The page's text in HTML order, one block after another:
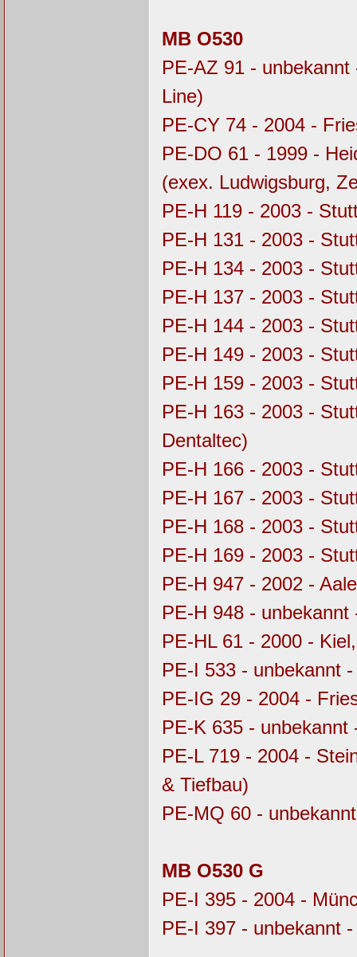
MB O530
PE-AZ 91 -
Line)
PE-CY 74 - 2004 -
PE-DO 61 - 1999 -
(exex. Ludwigsburg,
PE-H 119 - 2003 -
PE-H 131 - 2003 -
PE-H 134 - 2003 -
PE-H 137 - 2003 -
PE-H 144 - 2003 -
PE-H 149 - 2003 -
PE-H 159 - 2003 -
PE-H 163 - 2003 -
Dentaltec)
PE-H 166 - 2003 -
PE-H 167 - 2003 -
PE-H 168 - 2003 -
PE-H 169 - 2003 -
PE-H 947 - 2002 -
PE-H 948 -
PE-HL 61 - 2000 -
PE-I 533 - unbekannt
PE-IG 29 - 2004 -
PE-K 635 - unbekannt
PE-L 719 - 2004 -
& Tiefbau)
PE-MQ 60 -
MB O530 G
PE-I 395 - 2004 -
PE-I 397 - unbekannt